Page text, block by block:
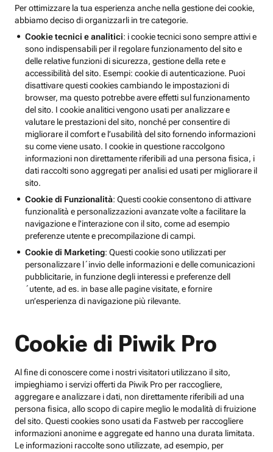
Per ottimizzare la tua esperienza anche nella gestione dei cookie,
abbiamo deciso di organizzarli in tre categorie.
Cookie tecnici e analitici: i cookie tecnici sono sempre attivi e
sono indispensabili per il regolare funzionamento del sito e
delle relative funzioni di sicurezza, gestione della rete e
accessibilità del sito. Esempi: cookie di autenticazione. Puoi
disattivare questi cookies cambiando le impostazioni di
browser, ma questo potrebbe avere effetti sul funzionamento
del sito. I cookie analitici vengono usati per analizzare e
valutare le prestazioni del sito, nonché per consentire di
migliorare il comfort e l’usabilità del sito fornendo informazioni
su come viene usato. I cookie in questione raccolgono
informazioni non direttamente riferibili ad una persona fisica, i
dati raccolti sono aggregati per analisi ed usati per migliorare il
sito.
Cookie di Funzionalità: Questi cookie consentono di attivare
funzionalità e personalizzazioni avanzate volte a facilitare la
navigazione e l'interazione con il sito, come ad esempio
preferenze utente e precompilazione di campi.
Cookie di Marketing: Questi cookie sono utilizzati per
personalizzare l´invio delle informazioni e delle comunicazioni
pubblicitarie, in funzione degli interessi e preferenze dell
´utente, ad es. in base alle pagine visitate, e fornire
un’esperienza di navigazione più rilevante.
Cookie di Piwik Pro
Al fine di conoscere come i nostri visitatori utilizzano il sito,
impieghiamo i servizi offerti da Piwik Pro per raccogliere,
aggregare e analizzare i dati, non direttamente riferibili ad una
persona fisica, allo scopo di capire meglio le modalità di fruizione
del sito. Questi cookies sono usati da Fastweb per raccogliere
informazioni anonime e aggregate ed hanno una durata limitata.
Le informazioni raccolte sono utilizzate, ad esempio, per